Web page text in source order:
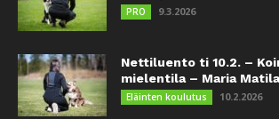
PRO 9.3.2026
Nettiluento ti 10.2. –
mielentila – Maria
Eläinten koulutus 10.2.2026